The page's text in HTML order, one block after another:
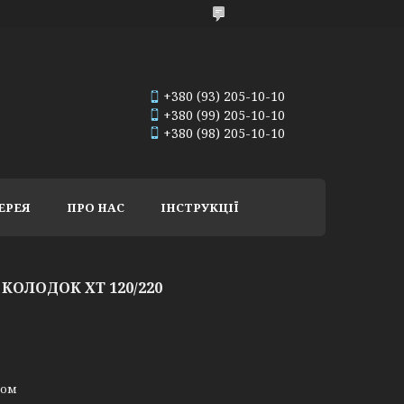
+380 (93) 205-10-10
+380 (99) 205-10-10
+380 (98) 205-10-10
ПРО НАС ІНСТРУКЦІЇ
ХТ 120/220